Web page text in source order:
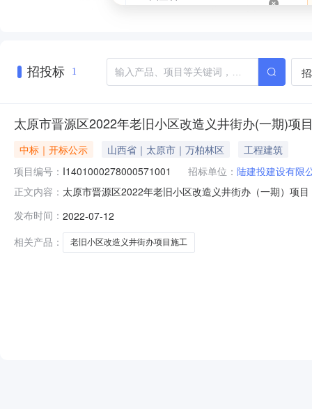
招投标 1
太原市晋源区2022年老旧小区改造义井街办(一期)项
中标｜开标公示 山西省｜太原市｜万柏林区
工程建筑
项目编号： I1401000278000571001 招标单位： 陆建投建设有限
正文内容： 太原市晋源区2022年老旧小区改造义井街办（一期）项
总价(万元):1731.116686;措施项目费:1012972.6;相关证
发布时间： 2022-07-12
相关产品：
老旧小区改造义井街办项目施工